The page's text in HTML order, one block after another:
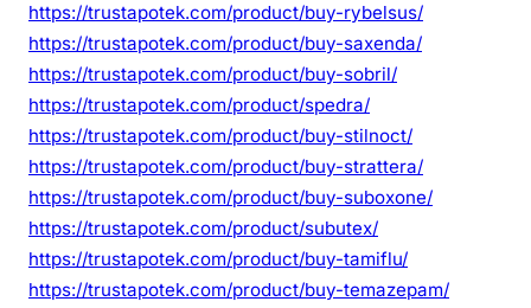
https://trustapotek.com/product/buy-rybelsus/
https://trustapotek.com/product/buy-saxenda/
https://trustapotek.com/product/buy-sobril/
https://trustapotek.com/product/spedra/
https://trustapotek.com/product/buy-stilnoct/
https://trustapotek.com/product/buy-strattera/
https://trustapotek.com/product/buy-suboxone/
https://trustapotek.com/product/subutex/
https://trustapotek.com/product/buy-tamiflu/
https://trustapotek.com/product/buy-temazepam/